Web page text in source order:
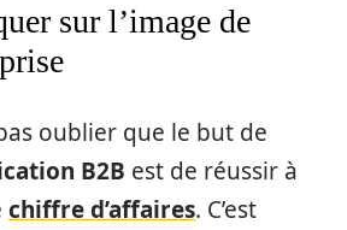
sur l’image de
oublier que le but de
B2B est de réussir à
chiffre d’affaires. C’est